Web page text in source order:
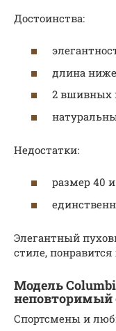
Достоинства:
длина
2 вшивных
Недостатки:
размер 40
Элегантный
стиле,
Модель
неповторимый
Спортсмены и